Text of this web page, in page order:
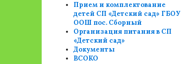
Прием и комплектование
детей СП «Детский сад» ГБОУ
ООШ пос. Сборный
Организация питания в СП
«Детский сад»
Документы
ВСОКО